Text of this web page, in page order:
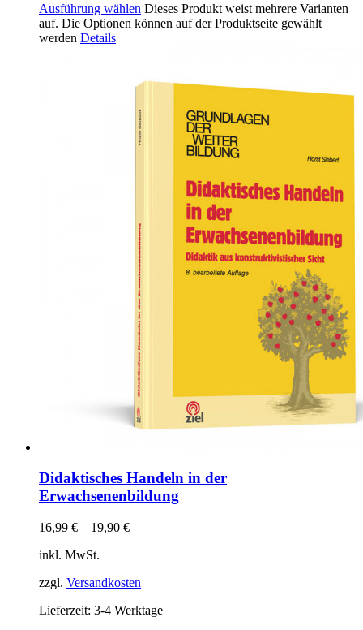
Ausführung wählen Dieses Produkt weist mehrere Varianten
auf. Die Optionen können auf der Produktseite gewählt
werden Details
Didaktisches Handeln in der
Erwachsenenbildung
16,99 € – 19,90 €
inkl. MwSt.
zzgl. Versandkosten
Lieferzeit: 3-4 Werktage